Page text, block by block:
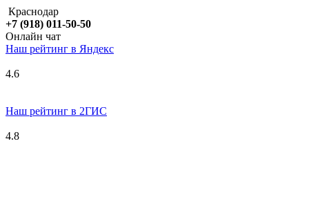
Краснодар
+7 (918) 011-50-50
Онлайн чат
Наш рейтинг в Яндекс
4.6
Наш рейтинг в 2ГИС
4.8